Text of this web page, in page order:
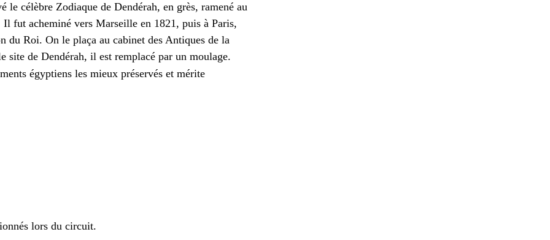
le célèbre Zodiaque de Dendérah, en grès, ramené au
fut acheminé vers Marseille en 1821, puis à Paris,
Roi. On le plaça au cabinet des Antiques de la
de Dendérah, il est remplacé par un moulage.
égyptiens les mieux préservés et mérite
lors du circuit.